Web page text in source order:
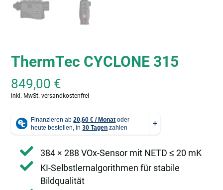
ThermTec CYCLONE 315
849,00 €
inkl. MwSt. versandkostenfrei
384 × 288 VOx-Sensor mit NETD ≤ 20 mK
KI-Selbstlernalgorithmen für stabile
Bildqualität